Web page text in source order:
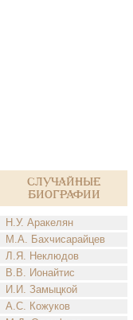
Случайные
биографии
Н.У. Аракелян
М.А. Бахчисарайцев
Л.Я. Неклюдов
В.В. Ионайтис
И.И. Замыцкой
А.С. Кожуков